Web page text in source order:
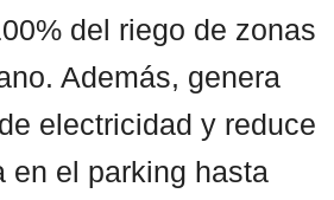
del riego de zonas
Además, genera
electricidad y reduce
en el parking hasta